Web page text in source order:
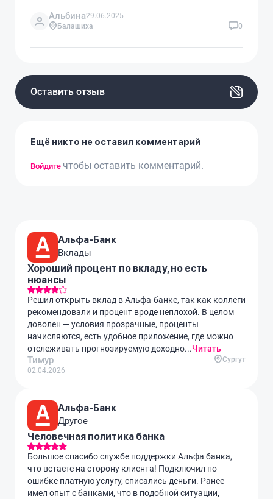
Альбина29.06.2025
Балашиха
0
Оставить отзыв
Ещё никто не оставил комментарий
Войдите чтобы оставить комментарий.
Альфа-Банк
Вклады
Хороший процент по вкладу, но есть
нюансы
Решил открыть вклад в Альфа-банке, так как коллеги
рекомендовали и процент вроде неплохой. В целом
доволен — условия прозрачные, проценты
начисляются, есть удобное приложение, где можно
отслеживать прогнозируемую доходно...Читать
Тимур
02.04.2026
Сургут
Альфа-Банк
Другое
Человечная политика банка
Большое спасибо службе поддержки Альфа банка,
что встаете на сторону клиента! Подключил по
ошибке платную услугу, списались деньги. Ранее
имел опыт с банками, что в подобной ситуации,